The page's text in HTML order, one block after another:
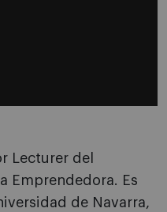
Lecturer del
Emprendedora. Es
de Navarra,